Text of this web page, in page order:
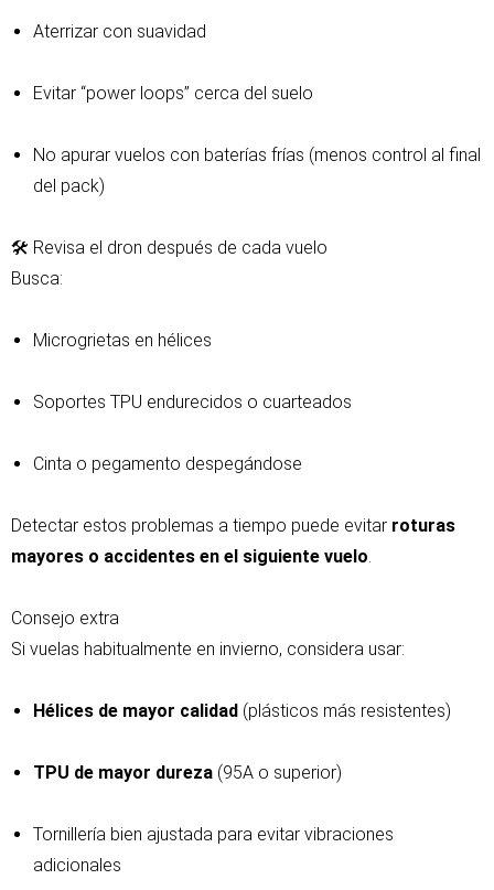
Aterrizar con suavidad
Evitar “power loops” cerca del suelo
No apurar vuelos con baterías frías (menos control al final
del pack)
🛠️ Revisa el dron después de cada vuelo
Busca:
Microgrietas en hélices
Soportes TPU endurecidos o cuarteados
Cinta o pegamento despegándose
Detectar estos problemas a tiempo puede evitar roturas
mayores o accidentes en el siguiente vuelo
Consejo extra
Si vuelas habitualmente en invierno, considera usar:
Hélices de mayor calidad (plásticos más resistentes)
TPU de mayor dureza (95A o superior)
Tornillería bien ajustada para evitar vibraciones
adicionales